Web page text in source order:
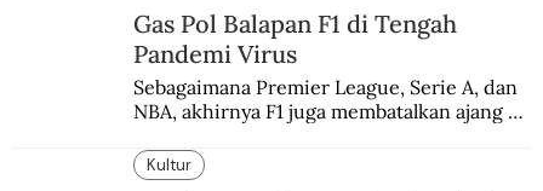
Gas Pol Balapan F1 di Tengah
Pandemi Virus
Sebagaimana Premier League, Serie A, dan
NBA, akhirnya F1 juga membatalkan ajang
enam dekade lampau.
Kultur